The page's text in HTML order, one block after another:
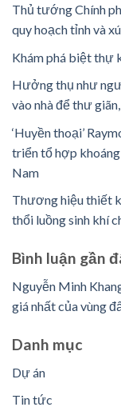
Thủ tướng Chính
quy hoạch tỉnh và
Khám phá biệt thự
Hưởng thụ như
vào nhà để thư
‘Huyền thoại’
triển tổ hợp
Nam
Thương hiệu thiết
thổi luồng sinh khí
Bình luận ​​gần
Nguyễn Minh
giá nhất của vùng
Danh mục
Dự án
Tin tức